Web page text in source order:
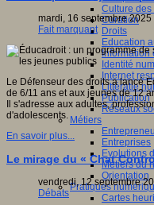
Culture des
Curation
Droits
Education
Information
Identité
Internet
Littératie
Publication
Réseaux
Métiers
Entreprises
Evolutions
Métiers du
Orientation
Pratiques
Cartes
mardi, 16 septembre 2025
Fait marquant
Le Défenseur des droits a lancé
de 6/11 ans et aux jeunes de 12
Il s'adresse aux adultes,
d'adolescents.
En savoir plus...
Le mirage du « Chat
vendredi, 12 septembre
Débats